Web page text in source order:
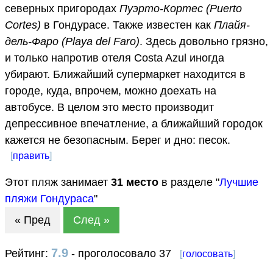
северных пригородах Пуэрто-Кортес (Puerto
Cortes) в Гондурасе. Также известен как Плайя-
дель-Фаро (Playa del Faro). Здесь довольно грязно,
и только напротив отеля Costa Azul иногда
убирают. Ближайший супермаркет находится в
городе, куда, впрочем, можно доехать на
автобусе. В целом это место производит
депрессивное впечатление, а ближайший городок
кажется не безопасным. Берег и дно: песок.
[править]
Этот пляж занимает 31 место в разделе "Лучшие
пляжи Гондураса"
« Пред
След »
Рейтинг: 7.9 - проголосовало 37 [голосовать]